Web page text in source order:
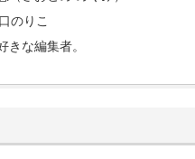
のりこ
きな編集者。